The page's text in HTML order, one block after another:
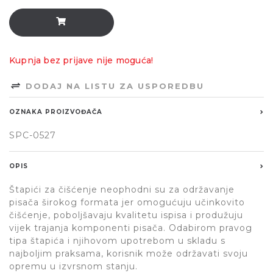
Kupnja bez prijave nije moguća!
DODAJ NA LISTU ZA USPOREDBU
OZNAKA PROIZVOĐAČA
SPC-0527
OPIS
Štapići za čišćenje neophodni su za održavanje
pisača širokog formata jer omogućuju učinkovito
čišćenje, poboljšavaju kvalitetu ispisa i produžuju
vijek trajanja komponenti pisača. Odabirom pravog
tipa štapića i njihovom upotrebom u skladu s
najboljim praksama, korisnik može održavati svoju
opremu u izvrsnom stanju.